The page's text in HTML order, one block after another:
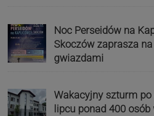
Noc Perseidów na
Skoczów zaprasza
gwiazdami
Wakacyjny szturm po
lipcu ponad 400 osób